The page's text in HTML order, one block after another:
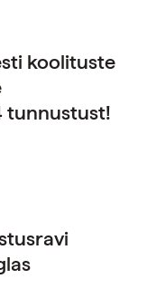
koolituste
tunnustust!